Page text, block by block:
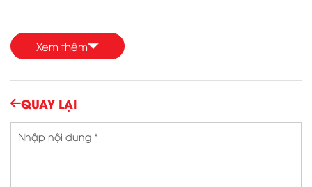
CÔNG TY TNHH SẢN
XUẤT THIẾT BỊ ĐIỆN
ĐÈN LED
Trụ sở:
Xem thêm
QUAY LẠI